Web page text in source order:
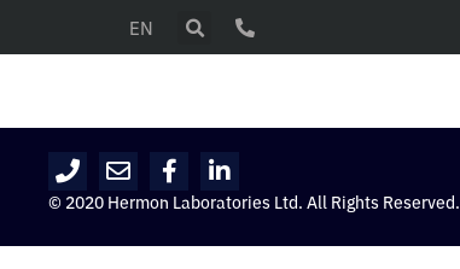
EN
© 2020 Hermon Laboratories Ltd. All Rights Reserved.